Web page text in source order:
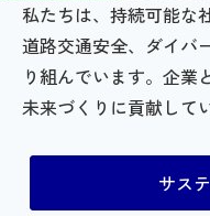
私たちは、持続可能な
道路交通安全、ダイバ
り組んでいます。企業
未来づくりに貢献して
サス